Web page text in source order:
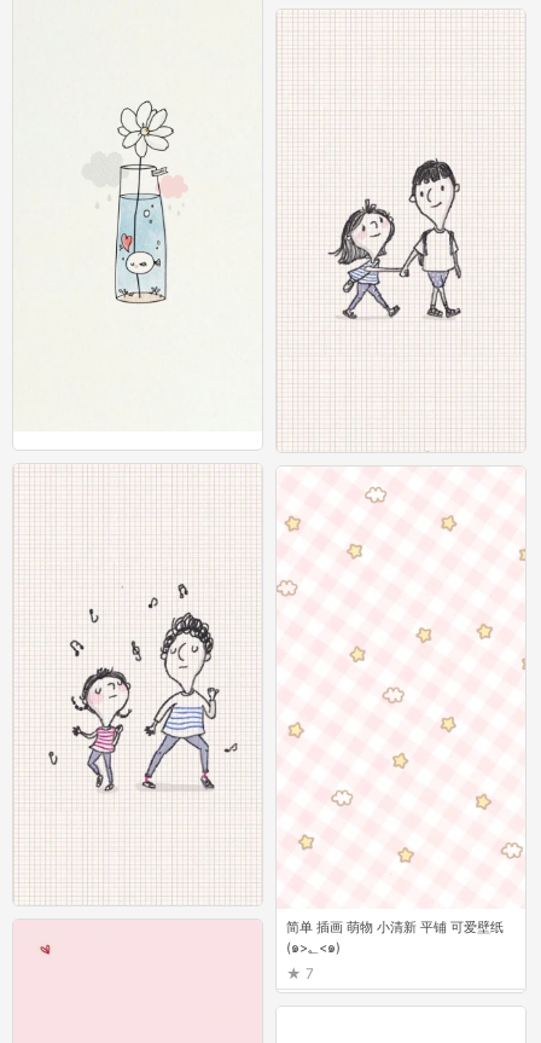
1
❀盼༵Lᵒᵛᵉᵧₒᵤ❤夏༵❀
简单 萌物 平铺 壁纸系列 @(・●・)@
26
简单 插画 萌物 小清新 平铺 可爱壁纸
(๑>؂<๑)
7
简单 萌物 平铺 壁纸系列 @(・●・)@